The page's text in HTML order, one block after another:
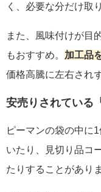
く、必要な分だけ取
また、風味付けが目
もおすすめ。 加工品
価格高騰に左右され
安売りされている
ピーマンの袋の中に
いたり、見切り品コ
たりすることがあり